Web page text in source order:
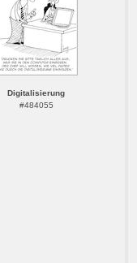
Digitalisierung
#484055